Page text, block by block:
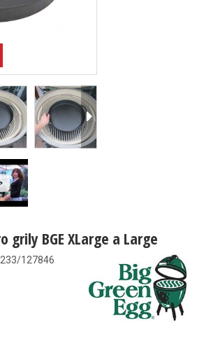
grily BGE XLarge a Large
127846